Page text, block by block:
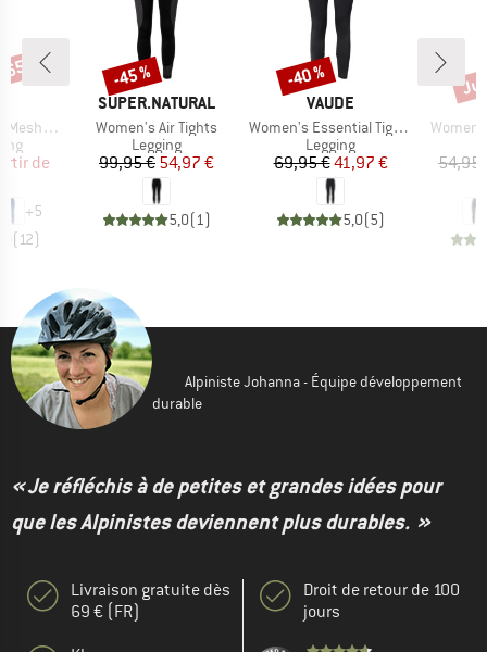
Long Pants
réduit
de
+5
(12)
%
MARQUE
SUPER.NATURAL
Article
Women's Air Tights
Product group
Legging
Prix
99,95 €Prix réduit
54,97 €
5,0(1)
Remise
-45 %
MARQUE
VAUDE
Article
Women's Essential Tights
Product group
Legging
Prix
69,95 €Prix réduit
41,97 €
5,0(5)
Remise
-40 %
Article
54,95
Alpiniste Johanna - Équipe développement
durable
« Je réfléchis à de petites et grandes idées pour
que les Alpinistes deviennent plus durables. »
Livraison gratuite dès
69 € (FR)
Droit de retour de 100
jours